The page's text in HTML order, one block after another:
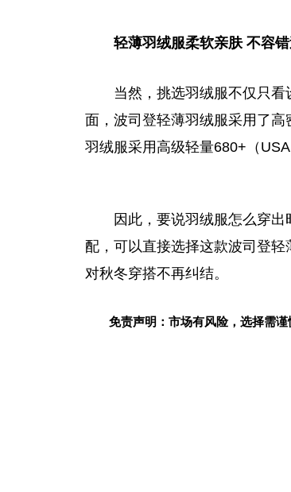
轻薄羽绒服柔软亲肤 不容
当然，挑选羽绒服不仅只
面，波司登轻薄羽绒服采用了
羽绒服采用高级轻量680+（
因此，要说羽绒服怎么穿
配，可以直接选择这款波司登
对秋冬穿搭不再纠结。
免责声明：市场有风险，选择需谨